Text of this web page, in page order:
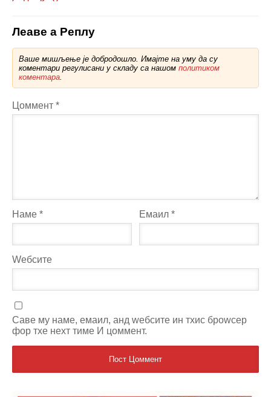
Леаве а Реплy
Ваше мишљење је добродошло. Имајте на уму да су
коментари регулисани у складу са нашом политиком
коментара.
Цоммент *
Наме * Емаил*
Wебсите
Саве мy наме, емаил, анд wебсите ин тхис броwсер
фор тхе неxт тиме И цоммент.